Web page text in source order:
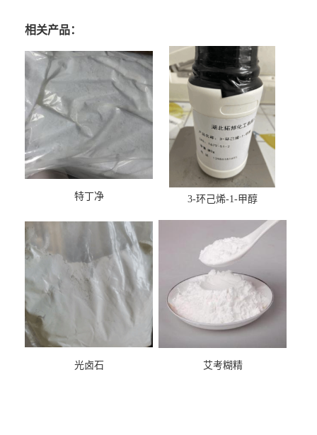
相关产品：
特丁净 3-环己烯-1-甲醇
光卤石 艾考糊精